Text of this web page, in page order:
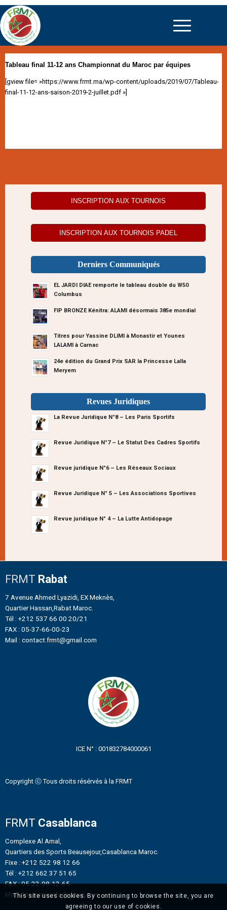
Tableau final 11-12 ans Championnat du Maroc par équipes
[gview file= »https://www.frmt.ma/wp-content/uploads/2019/07/Tableau-
final-11-12-ans-saison-2019-2-juillet.pdf »]
INSCRIPTION AUX TOURNOIS
INSCRIPTION AUX TOURNOIS PADEL
Derniers Communiqués
EL JARDI DIAE remporte le tableau double du W50
Columbus
FIP BRONZE Kénitra: ALAMI désormais 385e mondial
Titres pour Yassine DLIMI à Monastir et Younes
LALAMI à Carnac
24e édition du Grand Prix SAR la Princesse Lalla
Meryem
Revues Juridiques
La Revue Juridique N°8 – Les Paris Sportifs
Revue Juridique N°7 – Le Statut Des Cadres Sportifs
Revue juridique N°6 – Les Réseaux Sociaux
Revue Juridique N° 5 – Les Associations Sportives
Revue juridique N° 4 – La Lutte Antidopage
FRMT Rabat
7 Avenue Ahmed Lyazidi, EX Meknès,
Quartier Hassan,Rabat Maroc.
Tél : +212 537 66 00 20/21
FAX : 05-37-66-00-23
Mail : contact.frmt@gmail.com
ICE N° : 001832784000061
Copyright ⓒ Tous droits résérvés à la FRMT
FRMT Casablanca
Complexe Al Amal,
Quartiers des Sports Beausejour,Casablanca Maroc.
Fixe : +212 522 98 12 66
Tél : +212 662 37 51 65
FAX : 05-22-98-12-65
Mail : frmtennisinfo@gmail.com
This site uses cookies. By continuing to browse the site, you are
agreeing to our use of cookies.